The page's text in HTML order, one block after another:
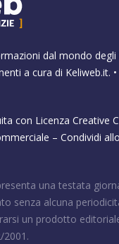
dal mondo degli
a cura di Keliweb.it. •
con Licenza Creative
– Condividi
una testata
senza alcuna
un prodotto
2001.